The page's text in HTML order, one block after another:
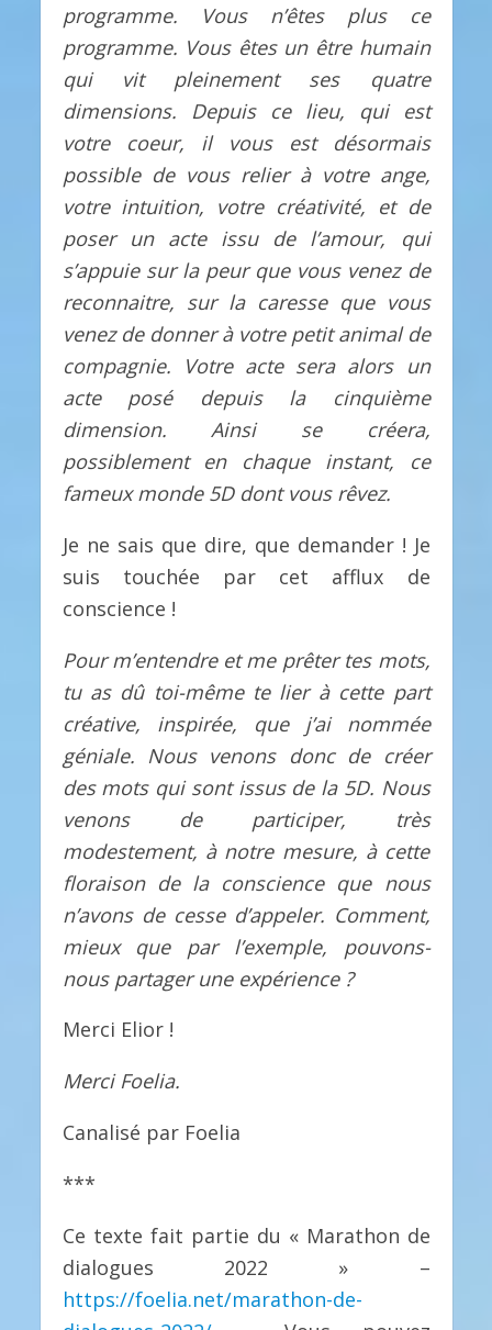
programme. Vous n’êtes plus ce
programme. Vous êtes un être humain
qui vit pleinement ses quatre
dimensions. Depuis ce lieu, qui est
votre coeur, il vous est désormais
possible de vous relier à votre ange,
votre intuition, votre créativité, et de
poser un acte issu de l’amour, qui
s’appuie sur la peur que vous venez de
reconnaitre, sur la caresse que vous
venez de donner à votre petit animal de
compagnie. Votre acte sera alors un
acte posé depuis la cinquième
dimension. Ainsi se créera,
possiblement en chaque instant, ce
fameux monde 5D dont vous rêvez.
Je ne sais que dire, que demander ! Je
suis touchée par cet afflux de
conscience !
Pour m’entendre et me prêter tes mots,
tu as dû toi-même te lier à cette part
créative, inspirée, que j’ai nommée
géniale. Nous venons donc de créer
des mots qui sont issus de la 5D. Nous
venons de participer, très
modestement, à notre mesure, à cette
floraison de la conscience que nous
n’avons de cesse d’appeler. Comment,
mieux que par l’exemple, pouvons-
nous partager une expérience ?
Merci Elior !
Merci Foelia.
Canalisé par Foelia
***
Ce texte fait partie du « Marathon de
dialogues 2022 » –
https://foelia.net/marathon-de-